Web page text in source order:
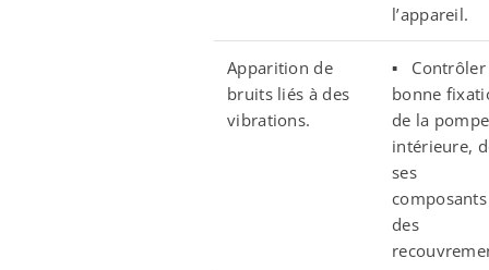
l’appareil.
Apparition de
bruits liés à des
vibrations.
▪ Contrôler
bonne
de la pompe
intérieure,
ses
des